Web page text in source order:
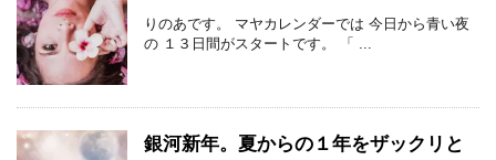
りのあです。 マヤカレンダーでは 今日から青い夜
の １３日間がスタートです。 「 ...
銀河新年。夏からの１年をザックリと